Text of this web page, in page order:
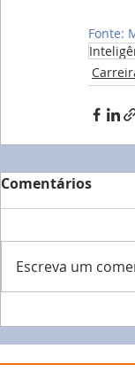
Fonte:
Comentários
Escreva um